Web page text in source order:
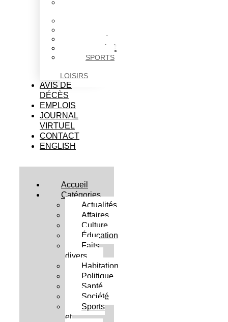
SOCIÉTÉ
SPORTS
LOISIRS
AVIS DE
DÉCÈS
EMPLOIS
JOURNAL
VIRTUEL
CONTACT
ENGLISH
Accueil
Catégories
Actualités
Affaires
Culture
Éducation
Faits
divers
Habitation
Politique
Santé
Société
Sports
et